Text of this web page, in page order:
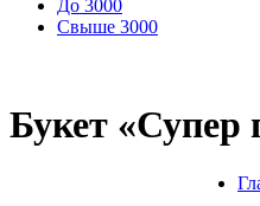
До 3000
Свыше 3000
Букет «Супер